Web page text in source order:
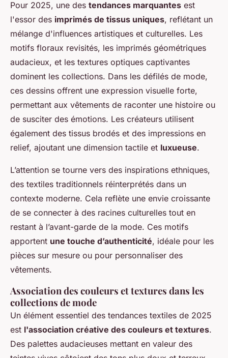
Pour 2025, une des tendances marquantes est
l'essor des imprimés de tissus uniques, reflétant un
mélange d'influences artistiques et culturelles. Les
motifs floraux revisités, les imprimés géométriques
audacieux, et les textures optiques captivantes
dominent les collections. Dans les défilés de mode,
ces dessins offrent une expression visuelle forte,
permettant aux vêtements de raconter une histoire ou
de susciter des émotions. Les créateurs utilisent
également des tissus brodés et des impressions en
relief, ajoutant une dimension tactile et luxueuse.
L’attention se tourne vers des inspirations ethniques,
des textiles traditionnels réinterprétés dans un
contexte moderne. Cela reflète une envie croissante
de se connecter à des racines culturelles tout en
restant à l’avant-garde de la mode. Ces motifs
apportent une touche d’authenticité, idéale pour les
pièces sur mesure ou pour personnaliser des
vêtements.
Association des couleurs et textures dans les
collections de mode
Un élément essentiel des tendances textiles de 2025
est l'association créative des couleurs et textures.
Des palettes audacieuses mettant en valeur des